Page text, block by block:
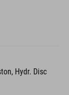
Hydr. Disc